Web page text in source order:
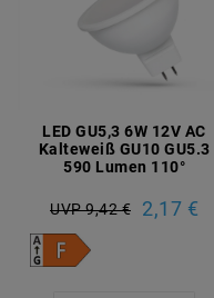
LED GU5,3 6W 12V AC
Kalteweiß GU10 GU5.3
590 Lumen 110°
UVP 9,42 € 2,17 €